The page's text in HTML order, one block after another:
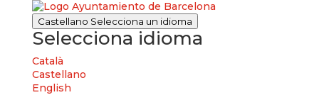
Castellano Selecciona un idioma
Selecciona idioma
Català
Castellano
English